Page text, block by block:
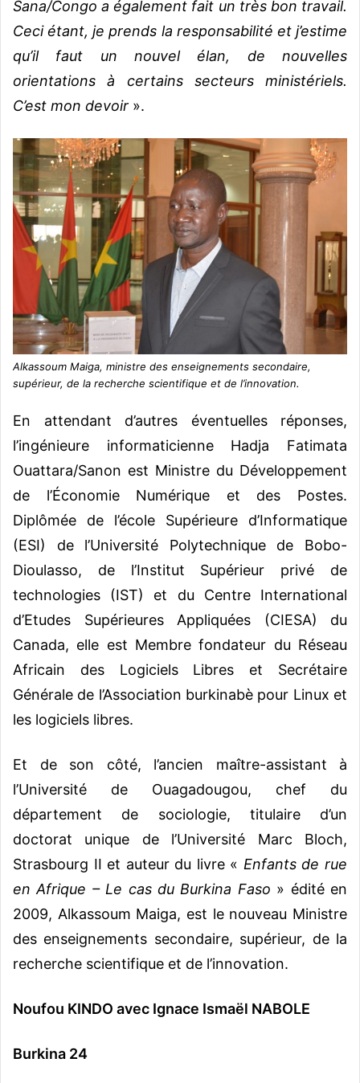
Sana/Congo a également fait un très bon travail.
Ceci étant, je prends la responsabilité et j’estime
qu’il faut un nouvel élan, de nouvelles
orientations à certains secteurs ministériels.
C’est mon devoir ».
Alkassoum Maiga, ministre des enseignements secondaire,
supérieur, de la recherche scientifique et de l’innovation.
En attendant d’autres éventuelles réponses,
l’ingénieure informaticienne Hadja Fatimata
Ouattara/Sanon est Ministre du Développement
de l’Économie Numérique et des Postes.
Diplômée de l’école Supérieure d’Informatique
(ESI) de l’Université Polytechnique de Bobo-
Dioulasso, de l’Institut Supérieur privé de
technologies (IST) et du Centre International
d’Etudes Supérieures Appliquées (CIESA) du
Canada, elle est Membre fondateur du Réseau
Africain des Logiciels Libres et Secrétaire
Générale de l’Association burkinabè pour Linux et
les logiciels libres.
Et de son côté, l’ancien maître-assistant à
l’Université de Ouagadougou, chef du
département de sociologie, titulaire d’un
doctorat unique de l’Université Marc Bloch,
Strasbourg II et auteur du livre « Enfants de rue
en Afrique – Le cas du Burkina Faso » édité en
2009, Alkassoum Maiga, est le nouveau Ministre
des enseignements secondaire, supérieur, de la
recherche scientifique et de l’innovation.
Noufou KINDO avec Ignace Ismaël NABOLE
Burkina 24